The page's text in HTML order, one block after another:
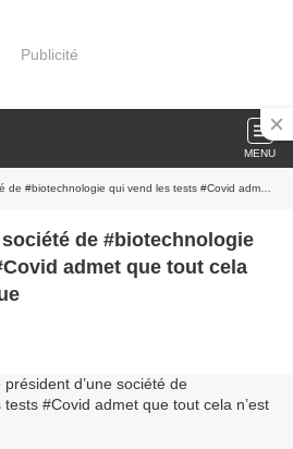
Publicité
MENU
qui vend les tests #Covid admet que tout cela n’est qu’une arnaque
de #biotechnologie
admet que tout cela